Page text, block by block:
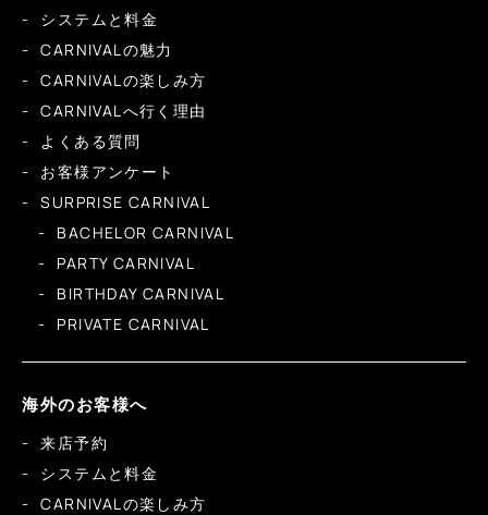
システムと料金
CARNIVALの魅力
CARNIVALの楽しみ方
CARNIVALへ行く理由
よくある質問
お客様アンケート
SURPRISE CARNIVAL
BACHELOR CARNIVAL
PARTY CARNIVAL
BIRTHDAY CARNIVAL
PRIVATE CARNIVAL
海外のお客様へ
来店予約
システムと料金
CARNIVALの楽しみ方